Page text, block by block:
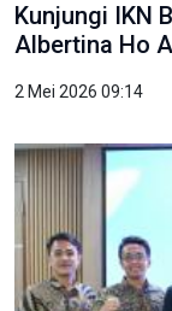
Kunjungi IKN
Albertina Ho
2 Mei 2026 09:14